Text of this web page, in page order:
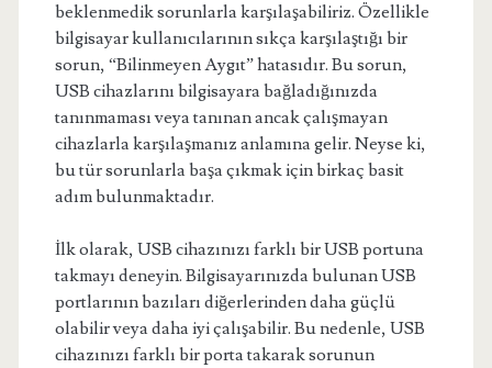
beklenmedik sorunlarla karşılaşabiliriz. Özellikle
bilgisayar kullanıcılarının sıkça karşılaştığı bir
sorun, “Bilinmeyen Aygıt” hatasıdır. Bu sorun,
USB cihazlarını bilgisayara bağladığınızda
tanınmaması veya tanınan ancak çalışmayan
cihazlarla karşılaşmanız anlamına gelir. Neyse ki,
bu tür sorunlarla başa çıkmak için birkaç basit
adım bulunmaktadır.
İlk olarak, USB cihazınızı farklı bir USB portuna
takmayı deneyin. Bilgisayarınızda bulunan USB
portlarının bazıları diğerlerinden daha güçlü
olabilir veya daha iyi çalışabilir. Bu nedenle, USB
cihazınızı farklı bir porta takarak sorunun